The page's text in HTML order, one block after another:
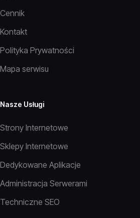
Cennik
Kontakt
Polityka Prywatności
Mapa serwisu
Nasze Usługi
Strony Internetowe
Sklepy Internetowe
Dedykowane Aplikacje
Administracja Serwerami
Techniczne SEO